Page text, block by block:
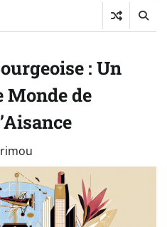
: Un
Monde de